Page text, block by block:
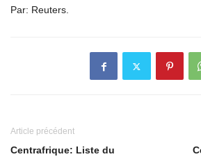
Par: Reuters.
Article précédent
Centrafrique: Liste du